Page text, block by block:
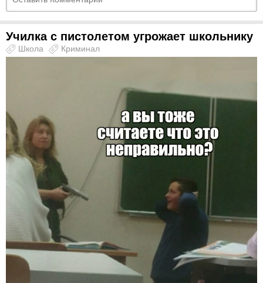
Училка с пистолетом угрожает школьнику
Школа Криминал